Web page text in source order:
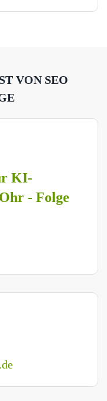
VON SEO
KI-
- Folge